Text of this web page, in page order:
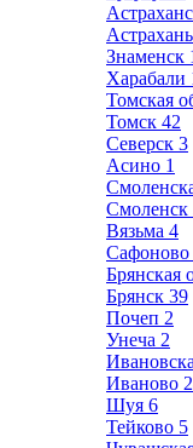
Астрахань
Знаменск
Харабали
Томская
Томск 42
Северск 3
Асино 1
Смоленск
Вязьма 4
Сафоново
Брянская
Брянск 39
Почеп 2
Унеча 2
Иваново
Шуя 6
Тейково 5